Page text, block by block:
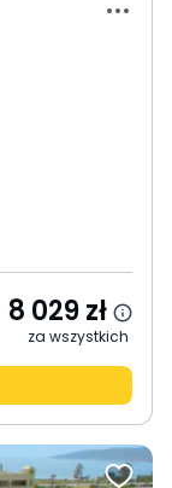
8 029zł
za wszystkich